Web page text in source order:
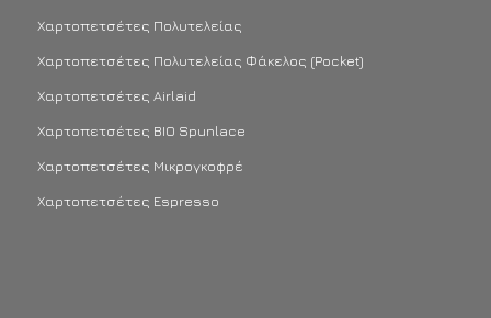
Χαρτοπετσέτες Πολυτελείας
Χαρτοπετσέτες Πολυτελείας Φάκελος (Pocket)
Χαρτοπετσέτες Airlaid
Χαρτοπετσέτες BIO Spunlace
Χαρτοπετσέτες Μικρογκοφρέ
Χαρτοπετσέτες Espresso